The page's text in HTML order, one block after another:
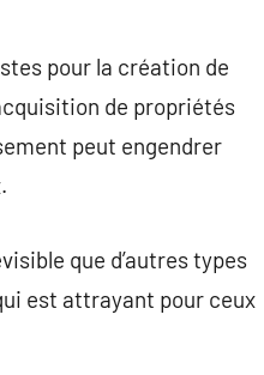
pour la création de
de propriétés
peut engendrer
que d’autres types
est attrayant pour ceux